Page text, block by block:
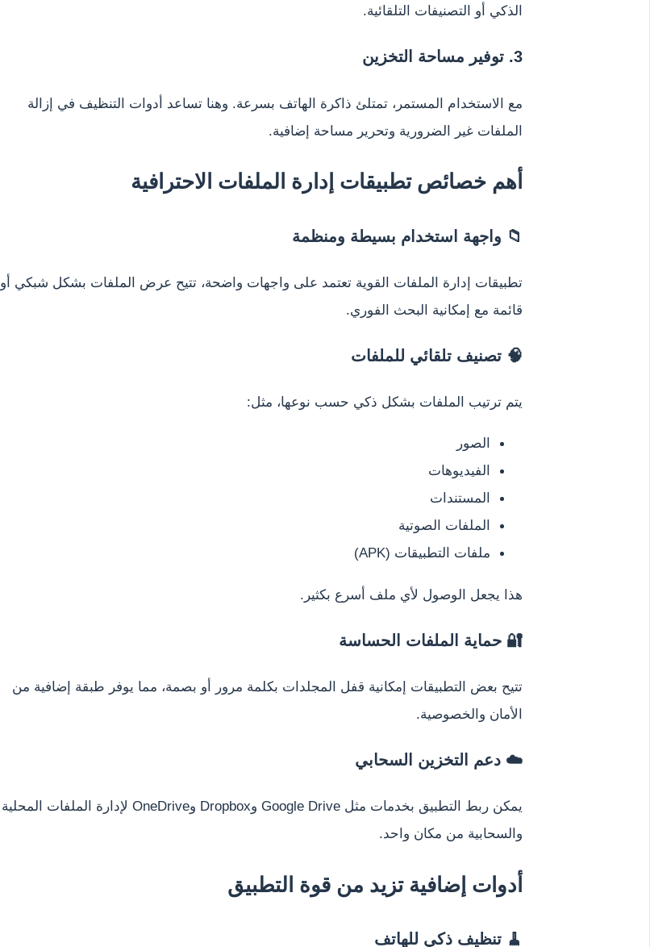
الذكي أو التصنيفات التلقائية.
3. توفير مساحة التخزين
مع الاستخدام المستمر، تمتلئ ذاكرة الهاتف بسرعة. وهنا تساعد أدوات التنظيف في إزالة
الملفات غير الضرورية وتحرير مساحة إضافية.
أهم خصائص تطبيقات إدارة الملفات الاحترافية
📁 واجهة استخدام بسيطة ومنظمة
تطبيقات إدارة الملفات القوية تعتمد على واجهات واضحة، تتيح عرض الملفات بشكل شبكي أو
قائمة مع إمكانية البحث الفوري.
🧠 تصنيف تلقائي للملفات
يتم ترتيب الملفات بشكل ذكي حسب نوعها، مثل:
الصور
الفيديوهات
المستندات
الملفات الصوتية
ملفات التطبيقات (APK)
هذا يجعل الوصول لأي ملف أسرع بكثير.
🔐 حماية الملفات الحساسة
تتيح بعض التطبيقات إمكانية قفل المجلدات بكلمة مرور أو بصمة، مما يوفر طبقة إضافية من
الأمان والخصوصية.
☁️ دعم التخزين السحابي
يمكن ربط التطبيق بخدمات مثل Google Drive وDropbox وOneDrive لإدارة الملفات المحلية
والسحابية من مكان واحد.
أدوات إضافية تزيد من قوة التطبيق
🧹 تنظيف ذكي للهاتف